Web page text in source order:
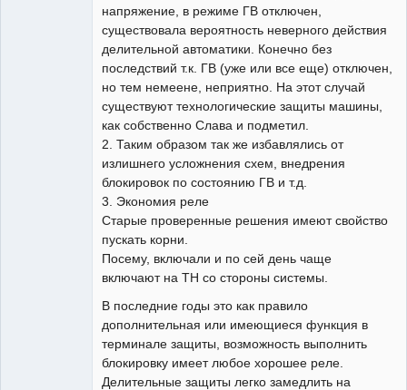
напряжение, в режиме ГВ отключен,
существовала вероятность неверного действия
делительной автоматики. Конечно без
последствий т.к. ГВ (уже или все еще) отключен,
но тем немеене, неприятно. На этот случай
существуют технологические защиты машины,
как собственно Слава и подметил.
2. Таким образом так же избавлялись от
излишнего усложнения схем, внедрения
блокировок по состоянию ГВ и т.д.
3. Экономия реле
Старые проверенные решения имеют свойство
пускать корни.
Посему, включали и по сей день чаще
включают на ТН со стороны системы.
В последние годы это как правило
дополнительная или имеющиеся функция в
терминале защиты, возможность выполнить
блокировку имеет любое хорошее реле.
Делительные защиты легко замедлить на